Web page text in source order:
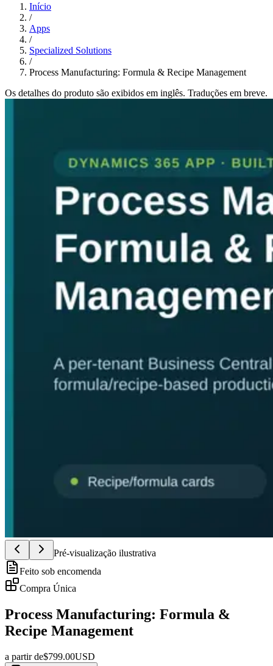
Início
/
Apps
/
Specialized Solutions
/
Process Manufacturing: Formula & Recipe Management
Os detalhes do produto são exibidos em inglês. Traduções em breve.
Pré-visualização ilustrativa
Feito sob encomenda
Compra Única
Process Manufacturing: Formula &
Recipe Management
a partir de$799.00USD